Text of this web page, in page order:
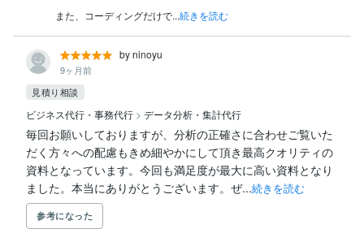
また、コーディングだけで...続きを読む
by ninoyu
9ヶ月前
見積り相談
ビジネス代行・事務代行 > データ分析・集計代行
毎回お願いしておりますが、分析の正確さに合わせご覧いた
だく方々への配慮もきめ細やかにして頂き最高クオリティの
資料となっています。今回も満足度が最大に高い資料となり
ました。本当にありがとうございます。ぜ...続きを読む
参考になった